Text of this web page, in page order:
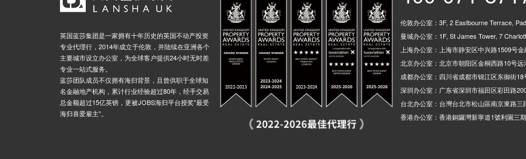
英国蓝莎集团是一家拥有十年历史的英国不动产投资
专业代理行，2014年成立于伦敦，并陆续在亚洲各个
主要城市设立办公室，为全球客户提供24小时无时差
专业一站式服务。
蓝莎团队成员不仅拥有海归背景，且曾供职于全球知
名金融地产机构，累计行业经验超过80年，经手交易
总金额超过15亿英镑，更被JOBS海归平台授奖"最受
海归喜爱雇主"。
伦敦办公室：3F, 2 Eastbourne Terrace,
曼城办公室：1F, St James Tower, 7
上海办公室：上海市静安区中兴路1509号
北京办公室：北京市朝阳区金桐西路10号远
成都办公室：四川省成都市锦江区东御街
深圳办公室：广东省深圳市福田区彩田路
台北办公室：台灣台北市松山區南京東路三
香港办公室：香港銅鑼灣新寧道1號利園三